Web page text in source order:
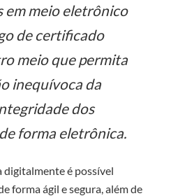
em meio eletrônico
de certificado
meio que permita
inequívoca da
dos
forma eletrônica.
digitalmente é possível
forma ágil e segura, além de